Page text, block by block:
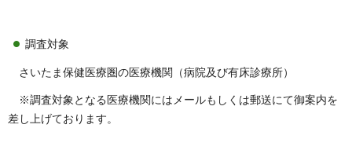
調査対象
さいたま保健医療圏の医療機関（病院及び有床診療所）
※調査対象となる医療機関にはメールもしくは郵送にて御案内を
差し上げております。